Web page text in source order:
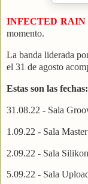
INFECTED RAIN
momento.
La banda liderada
el 31 de agosto
Estas son las fechas:
31.08.22 - Sala
1.09.22 - Sala
2.09.22 - Sala
5.09.22 - Sala